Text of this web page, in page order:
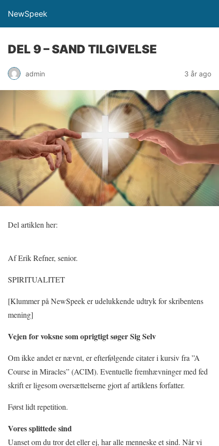
NewSpeek
DEL 9 – SAND TILGIVELSE
admin 3 år ago
Del artiklen her:
Af Erik Refner, senior.
SPIRITUALITET
[Klummer på NewSpeek er udelukkende udtryk for skribentens
mening]
Vejen for voksne som oprigtigt søger Sig Selv
Om ikke andet er nævnt, er efterfølgende citater i kursiv fra ”A
Course in Miracles” (ACIM). Eventuelle fremhævninger med fed
skrift er ligesom oversættelserne gjort af artiklens forfatter.
Først lidt repetition.
Vores splittede sind
Uanset om du tror det eller ej, har alle menneske et sind. Når vi